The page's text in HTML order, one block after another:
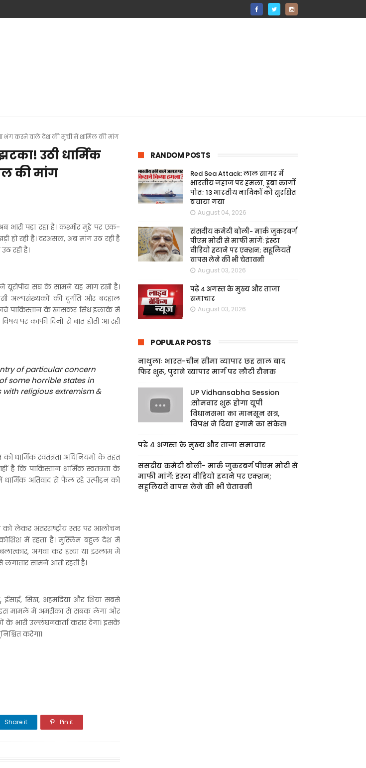
भंग करने वाले देश की सूची में शामिल की मांग
उठी धार्मिक
की मांग
पड़ा रहा है। कश्मीर मुद्दे पर एक-
हो रही है। दरअसल, अब मांग उठ रही है
रही है।
संघ के सामने यह मांग रखी है।
अल्पसंख्यकों की दुर्गति और बदहाल
पाकिस्तान के खासकर सिंध इलाके में
विषय पर काफी दिनों से बात होती आ रही
of particular concern
some horrible states in
religious extremism &
धार्मिक स्वतंत्रता अधिनियमों के तहत
कि पाकिस्तान धार्मिक स्वतंत्रता के
अतिवाद से फैल रहे उत्पीड़न को
लेकर अंतरराष्ट्रीय स्तर पर आलोचन
में रहता है। मुस्लिम बहुल देश में
अगवा कर हत्या या इस्लाम में
लगातार सामने आती रहती है।
सिख, अहमदिया और शिया सबसे
इस मामले में अमरीका से सबक लेगा और
के भारी उल्लंघनकर्ता करार देगा। इसके
करेगा।
Share it Pin it
RANDOM POSTS
Red Sea Attack: लाल सागर में
भारतीय जहाज पर हमला, डूबा कार्गो
पोत; 13 भारतीय नाविकों को सुरक्षित
बचाया गया
August 04, 2026
संसदीय कमेटी बोली- मार्क जुकरबर्ग
पीएम मोदी से माफी मांगें: इंस्टा
वीडियो हटाने पर एक्शन; सहूलियतें
वापस लेने की भी चेतावनी
August 03, 2026
पढ़ें 4 अगस्त के मुख्य और ताजा
समाचार
August 03, 2026
POPULAR POSTS
नाथुलाः भारत-चीन सीमा व्यापार छह साल बाद
फिर शुरू, पुराने व्यापार मार्ग पर लौटी रौनक
UP Vidhansabha Session
:सोमवार शुरू होगा यूपी
विधानसभा का मानसून सत्र,
विपक्ष ने दिया हंगामे का संकेत!
पढ़ें 4 अगस्त के मुख्य और ताजा समाचार
संसदीय कमेटी बोली- मार्क जुकरबर्ग पीएम मोदी से
माफी मांगें: इंस्टा वीडियो हटाने पर एक्शन;
सहूलियतें वापस लेने की भी चेतावनी